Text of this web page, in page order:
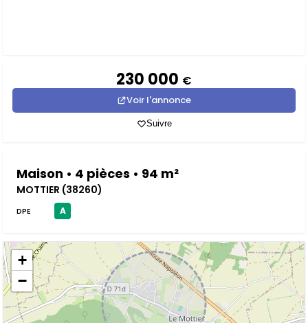
230 000 €
Voir l'annonce
Suivre
Maison • 4 pièces • 94 m²
MOTTIER (38260)
DPE A
+
−